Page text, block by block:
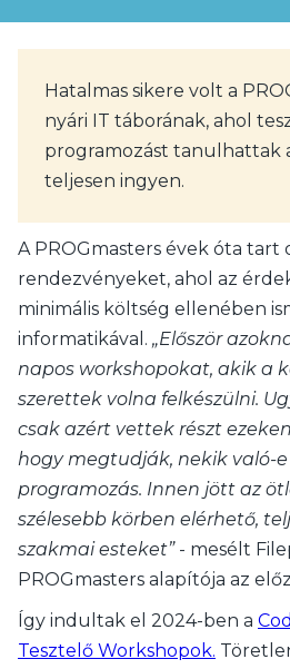
Hatalmas sikere volt a
nyári IT táborának, ahol
programozást tanulhattak
teljesen ingyen.
A PROGmasters évek óta tart
rendezvényeket, ahol az
minimális költség ellenében
informatikával. „Először
napos workshopokat, akik a
szerettek volna felkészülni.
csak azért vettek részt
hogy megtudják, nekik való-
programozás. Innen jött az
szélesebb körben elérhető,
szakmai esteket”- mesélt
PROGmasters alapítója az
Így indultak el 2024-ben a
Tesztelő Workshopok.